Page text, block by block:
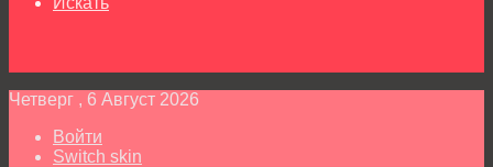
Четверг , 6 Август 2026
Войти
Switch skin